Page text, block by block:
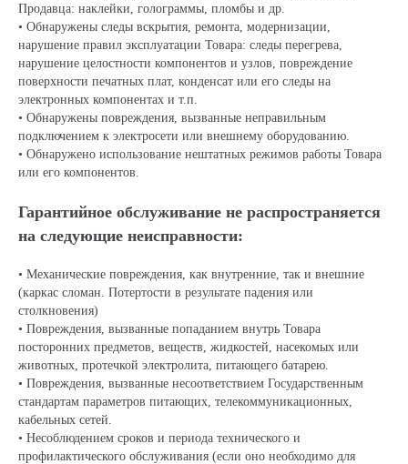
Продавца: наклейки, голограммы, пломбы и др.
• Обнаружены следы вскрытия, ремонта, модернизации,
нарушение правил эксплуатации Товара: следы перегрева,
нарушение целостности компонентов и узлов, повреждение
поверхности печатных плат, конденсат или его следы на
электронных компонентах и т.п.
• Обнаружены повреждения, вызванные неправильным
подключением к электросети или внешнему оборудованию.
• Обнаружено использование нештатных режимов работы Товара
или его компонентов.
Гарантийное обслуживание не распространяется
на следующие неисправности:
• Механические повреждения, как внутренние, так и внешние
(каркас сломан. Потертости в результате падения или
столкновения)
• Повреждения, вызванные попаданием внутрь Товара
посторонних предметов, веществ, жидкостей, насекомых или
животных, протечкой электролита, питающего батарею.
• Повреждения, вызванные несоответствием Государственным
стандартам параметров питающих, телекоммуникационных,
кабельных сетей.
• Несоблюдением сроков и периода технического и
профилактического обслуживания (если оно необходимо для